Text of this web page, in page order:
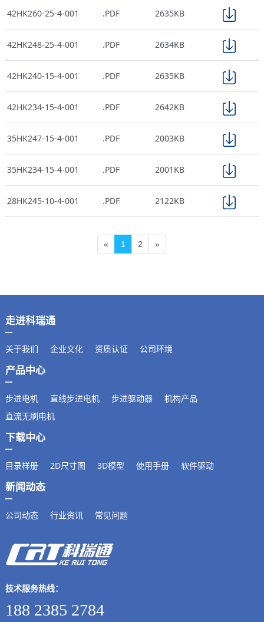
42HK260-25-4-001 .PDF 2635KB
42HK248-25-4-001 .PDF 2634KB
42HK240-15-4-001 .PDF 2635KB
42HK234-15-4-001 .PDF 2642KB
35HK247-15-4-001 .PDF 2003KB
35HK234-15-4-001 .PDF 2001KB
28HK245-10-4-001 .PDF 2122KB
« 1 2 »
走进科瑞通
关于我们 企业文化 资质认证 公司环境
产品中心
步进电机 直线步进电机 步进驱动器
机构产品
直流无刷电机
下载中心
目录样册 2D尺寸图 3D模型 使用手册 软件驱动
新闻动态
公司动态 行业资讯 常见问题
技术服务热线：
188 2385 2784